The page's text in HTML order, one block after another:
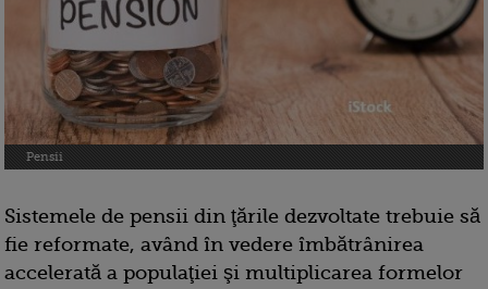
Pensii
Sistemele de pensii din ţările dezvoltate trebuie să
fie reformate, având în vedere îmbătrânirea
accelerată a populaţiei şi multiplicarea formelor